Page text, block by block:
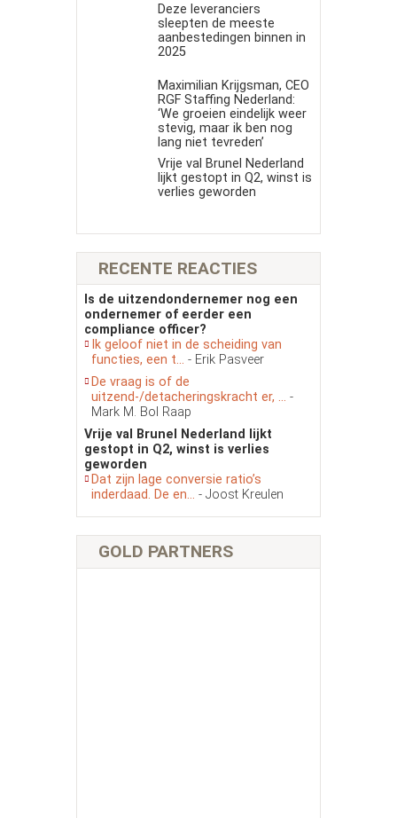
Deze leveranciers
sleepten de meeste
aanbestedingen binnen in
2025
Maximilian Krijgsman, CEO
RGF Staffing Nederland:
‘We groeien eindelijk weer
stevig, maar ik ben nog
lang niet tevreden’
Vrije val Brunel Nederland
lijkt gestopt in Q2, winst is
verlies geworden
RECENTE REACTIES
Is de uitzendondernemer nog een
ondernemer of eerder een
compliance officer?
Ik geloof niet in de scheiding van
functies, een t... - Erik Pasveer
De vraag is of de
uitzend-/detacheringskracht er, ... -
Mark M. Bol Raap
Vrije val Brunel Nederland lijkt
gestopt in Q2, winst is verlies
geworden
Dat zijn lage conversie ratio’s
inderdaad. De en... - Joost Kreulen
GOLD PARTNERS